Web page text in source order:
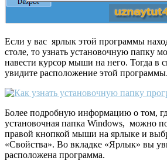
Если у вас ярлык этой программы
столе, то узнать установочную папку
навести курсор мыши на него. Тогда
увидите расположение этой программы.
Более подробную информацию о том,
установочная папка Windows, можно
правой кнопкой мыши на ярлыке и
«Свойства». Во вкладке «Ярлык» вы
расположена программа.